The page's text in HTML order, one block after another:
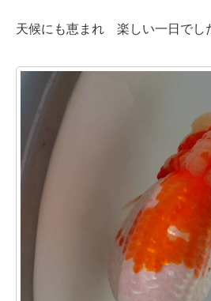
天候にも恵まれ 楽しい一日でし